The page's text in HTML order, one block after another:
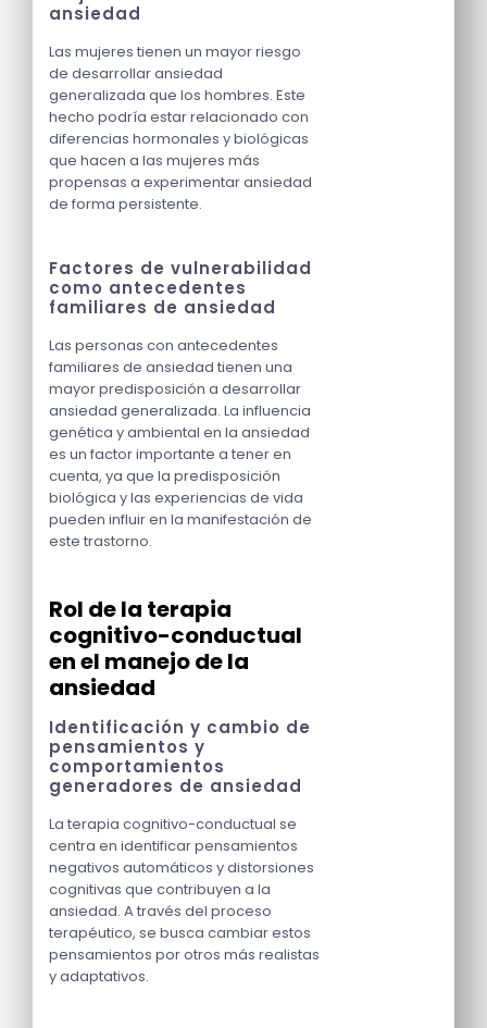
ansiedad
Las mujeres tienen un mayor riesgo
de desarrollar ansiedad
generalizada que los hombres. Este
hecho podría estar relacionado con
diferencias hormonales y biológicas
que hacen a las mujeres más
propensas a experimentar ansiedad
de forma persistente.
Factores de vulnerabilidad
como antecedentes
familiares de ansiedad
Las personas con antecedentes
familiares de ansiedad tienen una
mayor predisposición a desarrollar
ansiedad generalizada. La influencia
genética y ambiental en la ansiedad
es un factor importante a tener en
cuenta, ya que la predisposición
biológica y las experiencias de vida
pueden influir en la manifestación de
este trastorno.
Rol de la terapia
cognitivo-conductual
en el manejo de la
ansiedad
Identificación y cambio de
pensamientos y
comportamientos
generadores de ansiedad
La terapia cognitivo-conductual se
centra en identificar pensamientos
negativos automáticos y distorsiones
cognitivas que contribuyen a la
ansiedad. A través del proceso
terapéutico, se busca cambiar estos
pensamientos por otros más realistas
y adaptativos.